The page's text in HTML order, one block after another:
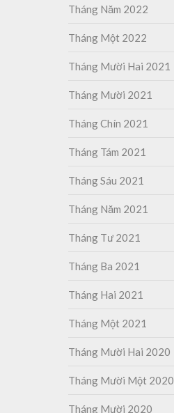
Tháng Năm 2022
Tháng Một 2022
Tháng Mười Hai 2021
Tháng Mười 2021
Tháng Chín 2021
Tháng Tám 2021
Tháng Sáu 2021
Tháng Năm 2021
Tháng Tư 2021
Tháng Ba 2021
Tháng Hai 2021
Tháng Một 2021
Tháng Mười Hai 2020
Tháng Mười Một 2020
Tháng Mười 2020